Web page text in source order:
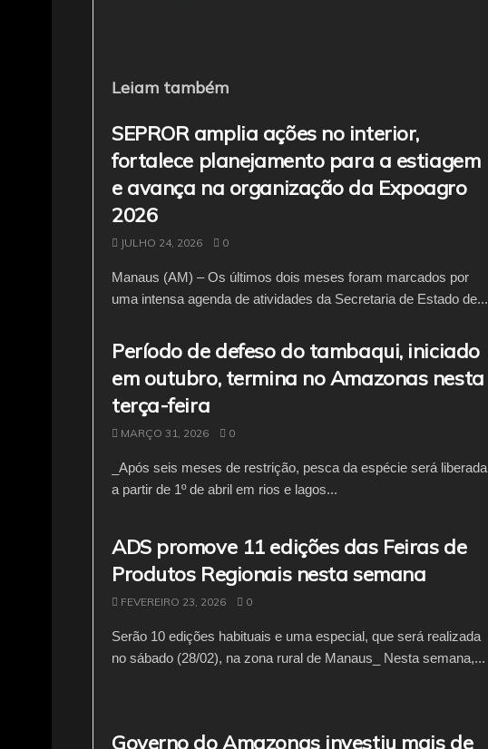
b
o
o
k
p
p
m
Leiam também
SEPROR amplia ações no interior,
fortalece planejamento para a estiagem
e avança na organização da Expoagro
2026
JULHO 24, 2026 0
Manaus (AM) – Os últimos dois meses foram marcados por
uma intensa agenda de atividades da Secretaria de Estado de...
Período de defeso do tambaqui, iniciado
em outubro, termina no Amazonas nesta
terça-feira
MARÇO 31, 2026 0
_Após seis meses de restrição, pesca da espécie será liberada
a partir de 1º de abril em rios e lagos...
ADS promove 11 edições das Feiras de
Produtos Regionais nesta semana
FEVEREIRO 23, 2026 0
Serão 10 edições habituais e uma especial, que será realizada
no sábado (28/02), na zona rural de Manaus_ Nesta semana,...
Governo do Amazonas investiu mais de